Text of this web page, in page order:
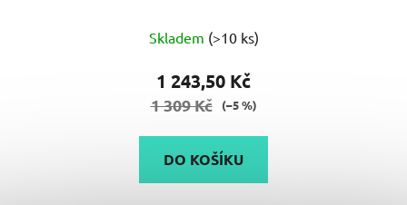
hodnocení
produktu
je
5
Skladem (>10 ks)
1 243,50 Kč
1 309 Kč (–5 %)
DO KOŠÍKU